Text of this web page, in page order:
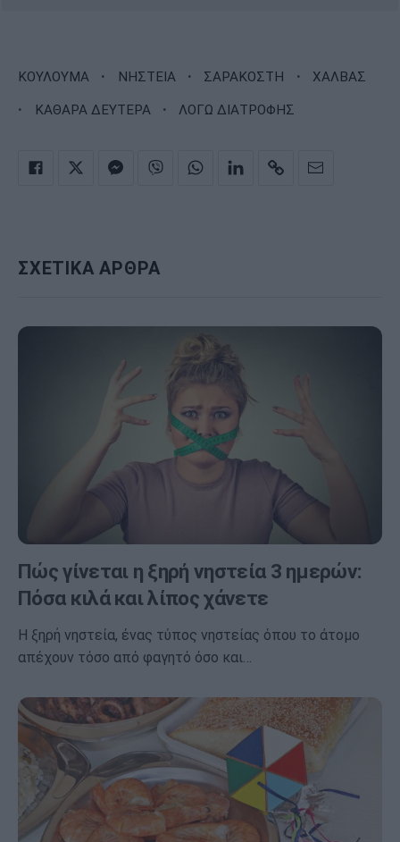
ΚΟΥΛΟΥΜΑ · ΝΗΣΤΕΙΑ · ΣΑΡΑΚΟΣΤΗ · ΧΑΛΒΑΣ
· ΚΑΘΑΡΑ ΔΕΥΤΕΡΑ · ΛΟΓΩ ΔΙΑΤΡΟΦΗΣ
ΣΧΕΤΙΚΑ ΑΡΘΡΑ
Πώς γίνεται η ξηρή νηστεία 3 ημερών:
Πόσα κιλά και λίπος χάνετε
Η ξηρή νηστεία, ένας τύπος νηστείας όπου το άτομο
απέχουν τόσο από φαγητό όσο και…